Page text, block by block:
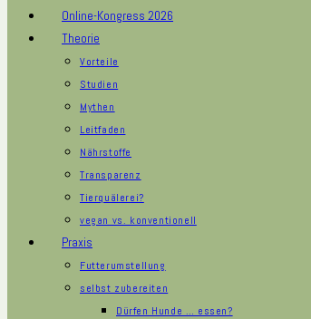
Online-Kongress 2026
Theorie
Vorteile
Studien
Mythen
Leitfaden
Nährstoffe
Transparenz
Tierquälerei?
vegan vs. konventionell
Praxis
Futterumstellung
selbst zubereiten
Dürfen Hunde … essen?